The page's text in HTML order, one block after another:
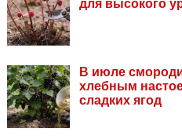
для высокого
В июле
хлебным
сладких ягод